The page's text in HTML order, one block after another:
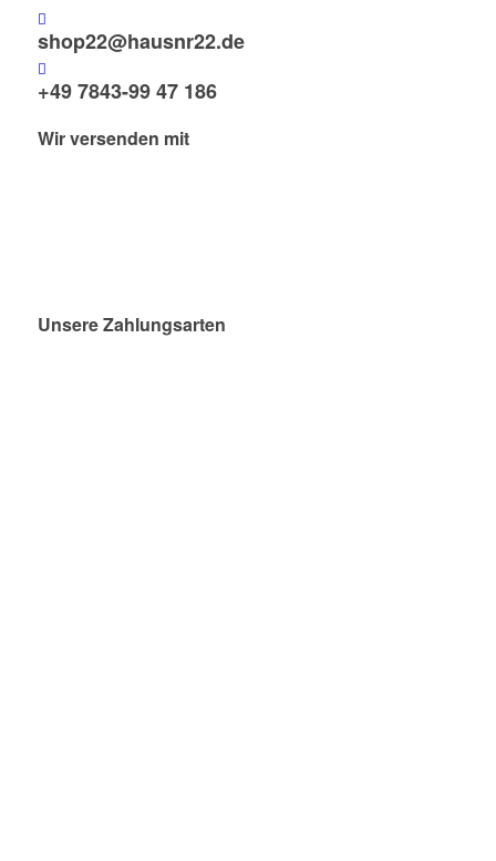
shop22@hausnr22.de
+49 7843-99 47 186
Wir versenden mit
Unsere Zahlungsarten